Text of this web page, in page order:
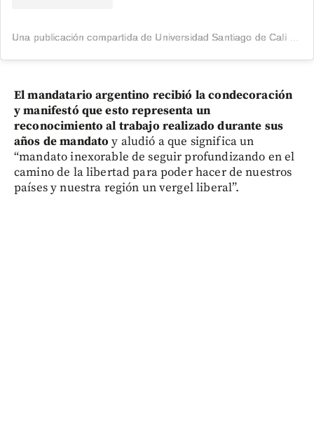
El mandatario argentino recibió la condecoración
y manifestó que esto representa un
reconocimiento al trabajo realizado durante sus
años de mandato y aludió a que significa un
“mandato inexorable de seguir profundizando en el
camino de la libertad para poder hacer de nuestros
países y nuestra región un vergel liberal”.